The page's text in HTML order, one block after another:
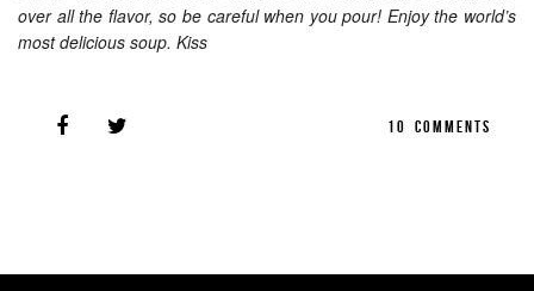
over all the flavor, so be careful when you pour! Enjoy the world’s
most delicious soup. Kiss
10 COMMENTS